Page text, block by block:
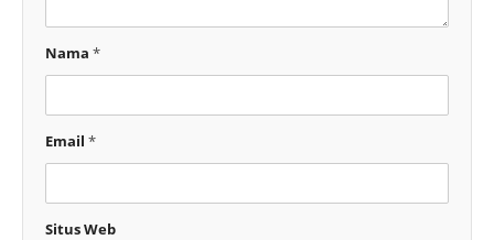
Nama *
Email *
Situs Web